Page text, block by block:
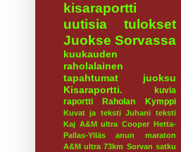
kisaraportti
uutisia
tulokset
Juokse Sorvassa
kuukauden
raholalainen
tapahtumat
juoksu
Kisaraportti.
kuvia
raportti
Raholan Kymppi
Kuvat ja teksti Juhani teksti
Kaj A&M ultra Cooper Hetta-
Pallas-Ylläs
anun maraton
A&M ultra 73km Sorvan satku